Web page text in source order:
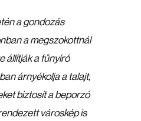
a gondozás
a megszokottnál
állítják a fűnyíró
árnyékolja a talajt,
biztosít a beporzó
városkép is